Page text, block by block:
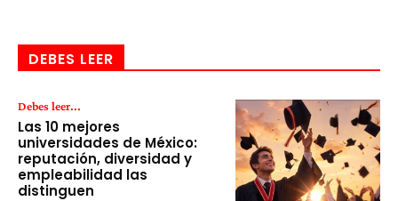
DEBES LEER
Debes leer...
Las 10 mejores
universidades de México:
reputación, diversidad y
empleabilidad las
distinguen